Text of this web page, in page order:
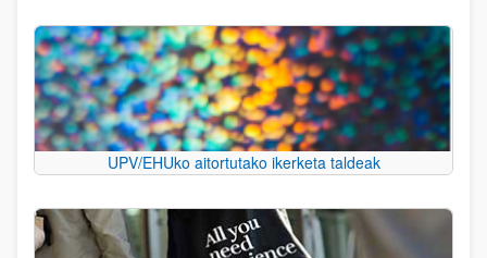
UPV/EHUko aitortutako ikerketa taldeak